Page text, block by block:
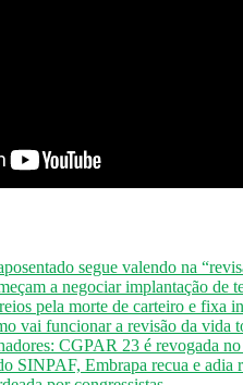
segue valendo na
a negociar implantação de
pela morte de carteiro e fixa
vai funcionar a revisão da vida
CGPAR 23 é revogada no
SINPAF, Embrapa recua e adia